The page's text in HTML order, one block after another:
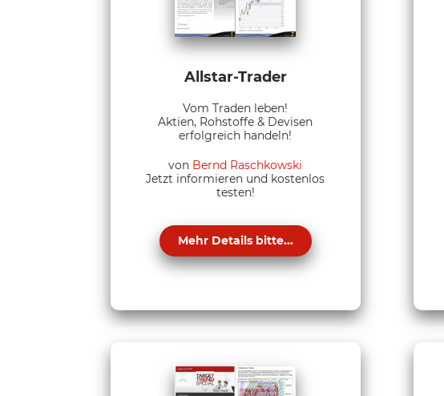
Allstar-Trader
Vom Traden leben!
Aktien, Rohstoffe & Devisen
erfolgreich handeln!
von Bernd Raschkowski
Jetzt informieren und kostenlos
testen!
Mehr Details bitte...